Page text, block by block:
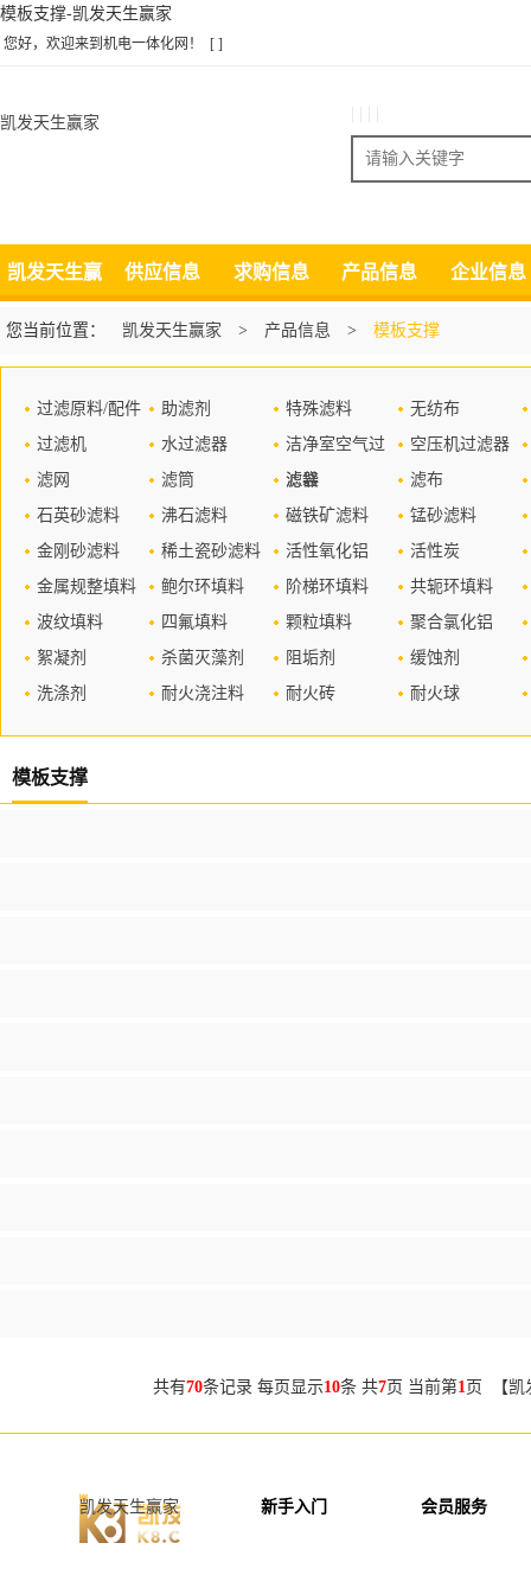
模板支撑-凯发天生赢家
您好，欢迎来到机电一体化网！ [ ]
凯发天生赢家
搜索
凯发天生赢
家
供应信息 求购信息 产品信息 企业信息
您当前位置： 凯发天生赢家 > 产品信息 > 模板支撑
过滤原料/配件 助滤剂 特殊滤料
无纺布
过滤机
水过滤器
洁净室空气过
滤器
空压机过滤器
滤网
滤筒 滤袋
滤布
石英砂滤料
沸石滤料 磁铁矿滤料
锰砂滤料
金刚砂滤料
稀土瓷砂滤料 活性氧化铝
活性炭
金属规整填料
鲍尔环填料 阶梯环填料
共轭环填料
波纹填料
四氟填料 颗粒填料
聚合氯化铝
絮凝剂
杀菌灭藻剂 阻垢剂
缓蚀剂
洗涤剂
耐火浇注料 耐火砖 耐火球
模板支撑
共有70条记录 每页显示10条 共7页 当前第1页 【凯
凯发天生赢家 新手入门 会员服务